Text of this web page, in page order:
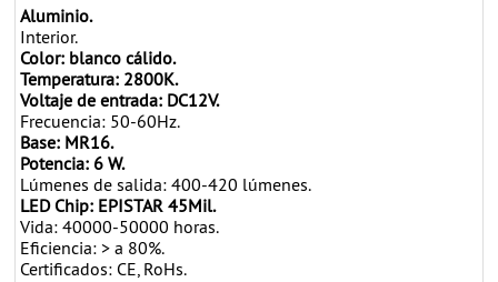
Aluminio.
Interior.
Color: blanco cálido.
Temperatura: 2800K.
Voltaje de entrada: DC12V.
Frecuencia: 50-60Hz.
Base: MR16.
Potencia: 6 W.
Lúmenes de salida: 400-420 lúmenes.
LED Chip: EPISTAR 45Mil.
Vida: 40000-50000 horas.
Eficiencia: > a 80%.
Certificados: CE, RoHs.